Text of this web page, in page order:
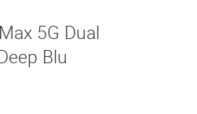
5G Dual
Blu